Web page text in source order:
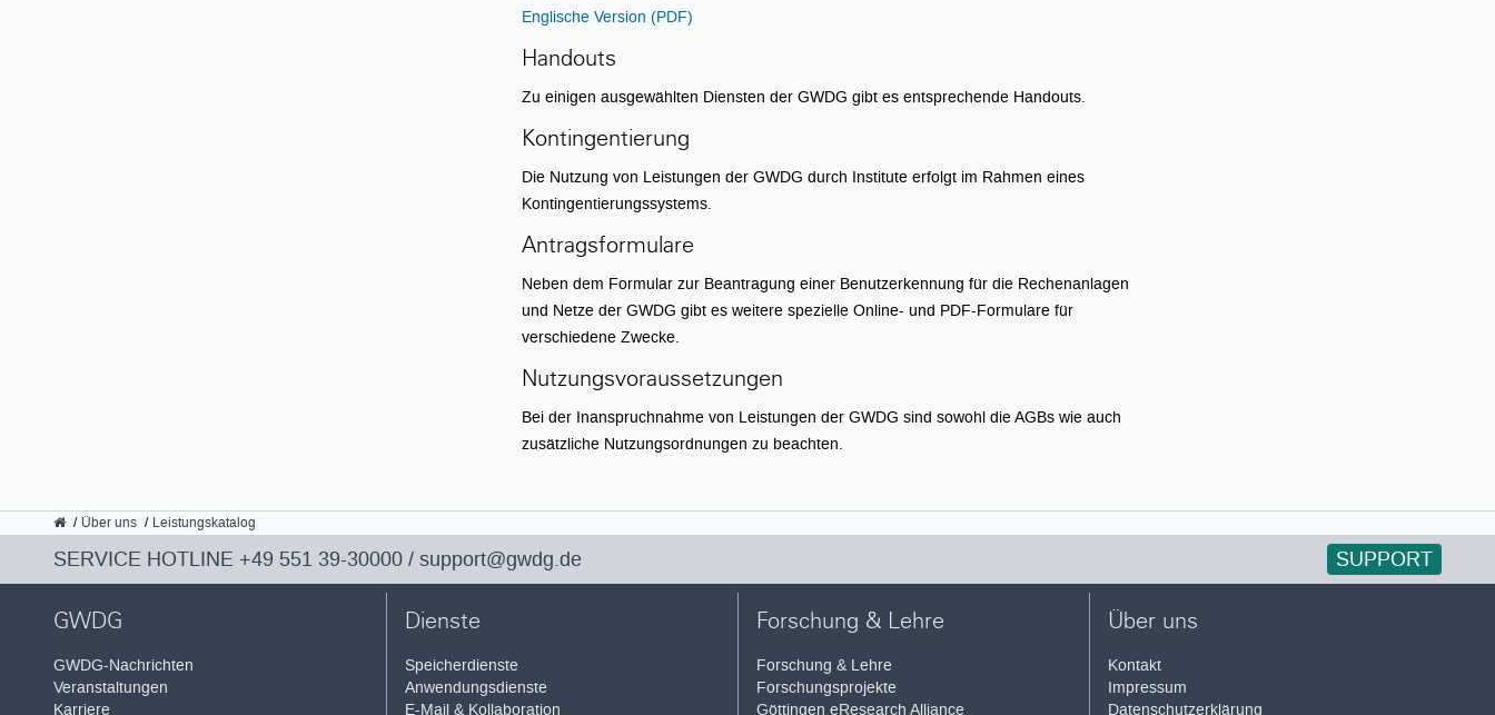
Englische Version (PDF)
Handouts
Zu einigen ausgewählten Diensten der GWDG gibt es entsprechende Handouts.
Kontingentierung
Die Nutzung von Leistungen der GWDG durch Institute erfolgt im Rahmen eines
Kontingentierungssystems.
Antragsformulare
Neben dem Formular zur Beantragung einer Benutzerkennung für die Rechenanlagen
und Netze der GWDG gibt es weitere spezielle Online- und PDF-Formulare für
verschiedene Zwecke.
Nutzungsvoraussetzungen
Bei der Inanspruchnahme von Leistungen der GWDG sind sowohl die AGBs wie auch
zusätzliche Nutzungsordnungen zu beachten.
GWDG
Über uns Leistungskatalog
SERVICE HOTLINE +49 551 39-30000 / support@gwdg.de SUPPORT
GWDG
GWDG-Nachrichten
Veranstaltungen
Karriere
Dienste
Speicherdienste
Anwendungsdienste
E-Mail & Kollaboration
Forschung & Lehre
Forschung & Lehre
Forschungsprojekte
Göttingen eResearch Alliance
Über uns
Kontakt
Impressum
Datenschutzerklärung